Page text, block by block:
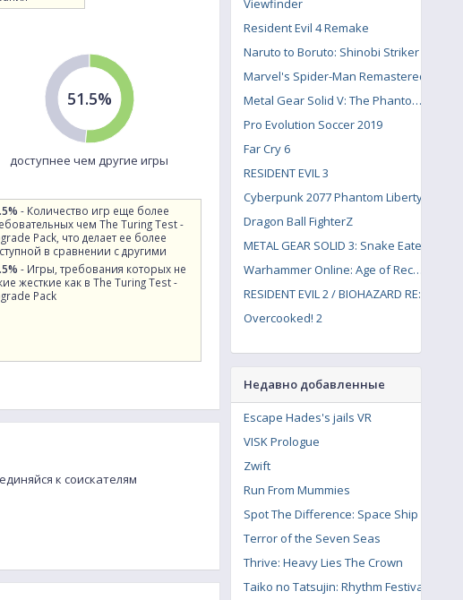
51.5%
доступнее чем другие игры
- Количество игр еще более
чем The Turing Test -
Pack, что делает ее более
в сравнении с другими
- Игры, требования которых не
жесткие как в The Turing Test -
Pack
к соискателям
Viewfinder
Resident Evil 4 Remake
Naruto to Boruto: Shinobi Striker
Marvel's Spider-Man Remastered
Metal Gear Solid V: The Phantom Pain
Pro Evolution Soccer 2019
Far Cry 6
RESIDENT EVIL 3
Cyberpunk 2077 Phantom Liberty
Dragon Ball FighterZ
METAL GEAR SOLID 3: Snake Eater
Warhammer Online: Age of Reckoning
RESIDENT EVIL 2 / BIOHAZARD RE:2
Overcooked! 2
Недавно добавленные
Escape Hades's jails VR
VISK Prologue
Zwift
Run From Mummies
Spot The Difference: Space Ship
Terror of the Seven Seas
Thrive: Heavy Lies The Crown
Taiko no Tatsujin: Rhythm Festival